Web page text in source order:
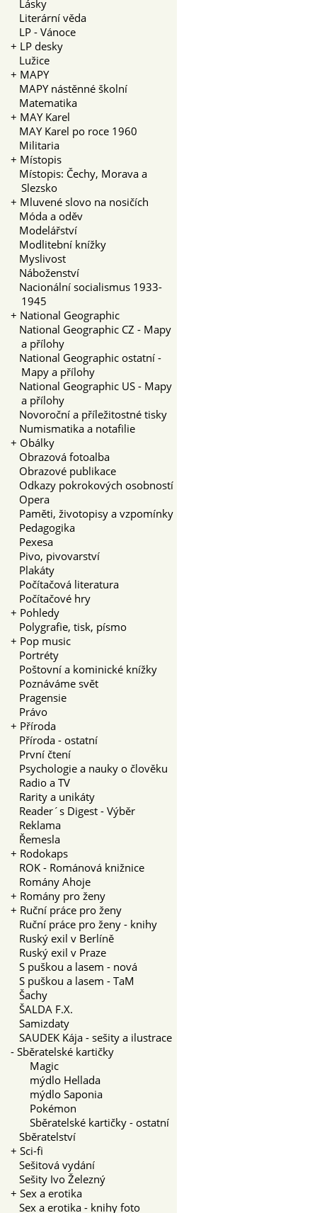
Lásky
Literární věda
LP - Vánoce
+ LP desky
Lužice
+ MAPY
MAPY nástěnné školní
Matematika
+ MAY Karel
MAY Karel po roce 1960
Militaria
+ Místopis
Místopis: Čechy, Morava a
Slezsko
+ Mluvené slovo na nosičích
Móda a oděv
Modelářství
Modlitební knížky
Myslivost
Náboženství
Nacionální socialismus 1933-
1945
+ National Geographic
National Geographic CZ - Mapy
a přílohy
National Geographic ostatní -
Mapy a přílohy
National Geographic US - Mapy
a přílohy
Novoroční a příležitostné tisky
Numismatika a notafilie
+ Obálky
Obrazová fotoalba
Obrazové publikace
Odkazy pokrokových osobností
Opera
Paměti, životopisy a vzpomínky
Pedagogika
Pexesa
Pivo, pivovarství
Plakáty
Počítačová literatura
Počítačové hry
+ Pohledy
Polygrafie, tisk, písmo
+ Pop music
Portréty
Poštovní a kominické knížky
Poznáváme svět
Pragensie
Právo
+ Příroda
Příroda - ostatní
První čtení
Psychologie a nauky o člověku
Radio a TV
Rarity a unikáty
Reader´s Digest - Výběr
Reklama
Řemesla
+ Rodokaps
ROK - Románová knižnice
Romány Ahoje
+ Romány pro ženy
+ Ruční práce pro ženy
Ruční práce pro ženy - knihy
Ruský exil v Berlíně
Ruský exil v Praze
S puškou a lasem - nová
S puškou a lasem - TaM
Šachy
ŠALDA F.X.
Samizdaty
SAUDEK Kája - sešity a ilustrace
- Sběratelské kartičky
Magic
mýdlo Hellada
mýdlo Saponia
Pokémon
Sběratelské kartičky - ostatní
Sběratelství
+ Sci-fi
Sešitová vydání
Sešity Ivo Železný
+ Sex a erotika
Sex a erotika - knihy foto